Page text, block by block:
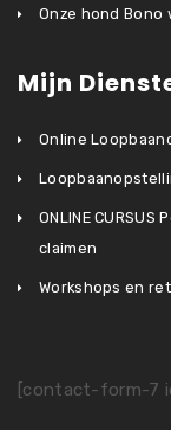
Onze hond Bono
Mijn
Online
ONLINE
claimen
Workshops en
[contact-form-7